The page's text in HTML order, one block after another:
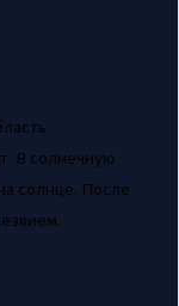
В солнечную
солнце. После